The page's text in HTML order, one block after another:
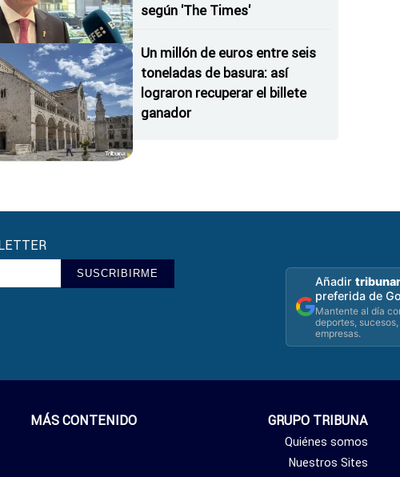
según 'The Times'
Un millón de euros entre seis
toneladas de basura: así
lograron recuperar el billete
ganador
SUSCRIBIRME
Añadir
preferida de
Mantente al día
deportes,
empresas.
MÁS CONTENIDO GRUPO TRIBUNA
Quiénes somos
Nuestros Sites